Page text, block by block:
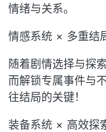
情绪与关系。
情感系统 × 多重结
随着剧情选择与探
而解锁专属事件与
往结局的关键！
装备系统 × 高效探